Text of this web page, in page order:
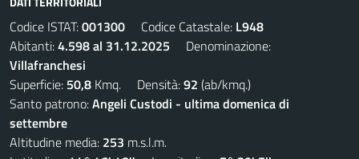
Codice ISTAT:001300 Codice Catastale: L948
Abitanti:4.598 al 31.12.2025 Denominazione:
Villafranchesi
Superficie: 50,8 Kmq. Densità:92 (ab/kmq.)
Santo patrono:Angeli Custodi - ultima domenica di
settembre
Altitudine media: 253 m.s.l.m.